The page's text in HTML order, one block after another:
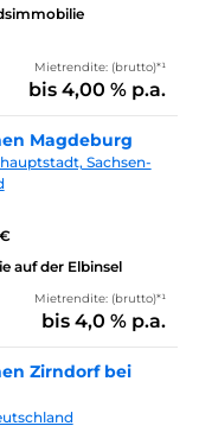
Mietrendite: (brutto)*¹
bis 4,00 % p.a.
Magdeburg
Sachsen-
auf der Elbinsel
Mietrendite: (brutto)*¹
bis 4,0 % p.a.
Zirndorf bei